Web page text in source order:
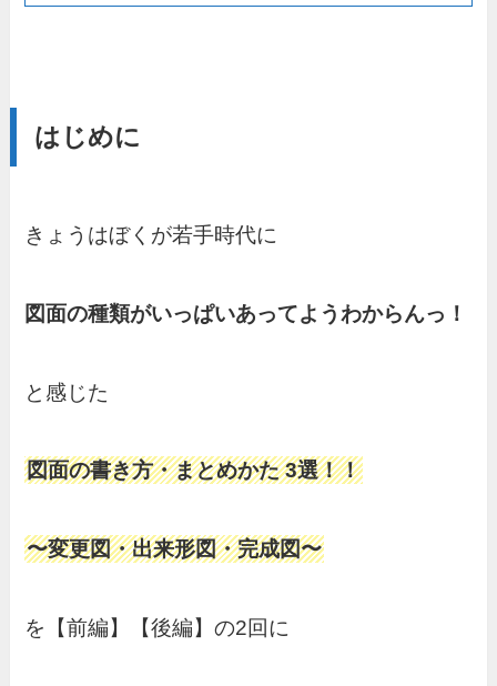
はじめに
きょうはぼくが若手時代に
図面の種類がいっぱいあってようわからんっ！
と感じた
図面の書き方・まとめかた 3選！！
〜変更図・出来形図・完成図〜
を【前編】【後編】の2回に